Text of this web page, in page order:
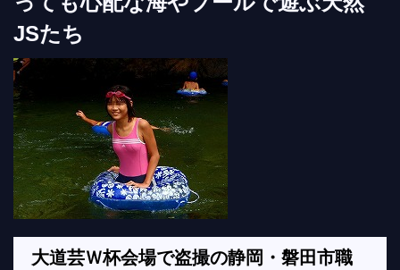
JSたち
大道芸Ｗ杯会場で盗撮の静岡・磐田市職